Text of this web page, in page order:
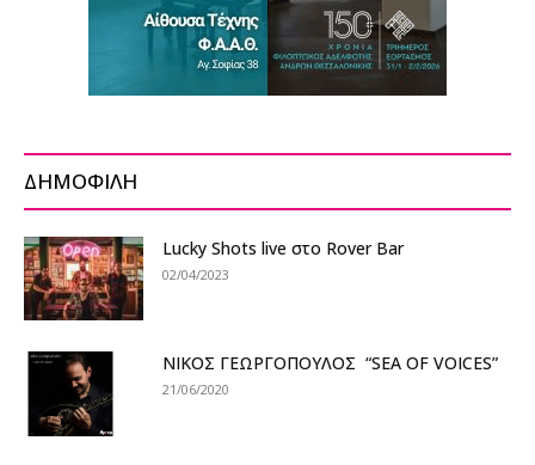
ΔΗΜΟΦΙΛΗ
Lucky Shots live στο Rover Bar
02/04/2023
ΝΙΚΟΣ ΓΕΩΡΓΟΠΟΥΛΟΣ “SEA OF VOICES”
21/06/2020